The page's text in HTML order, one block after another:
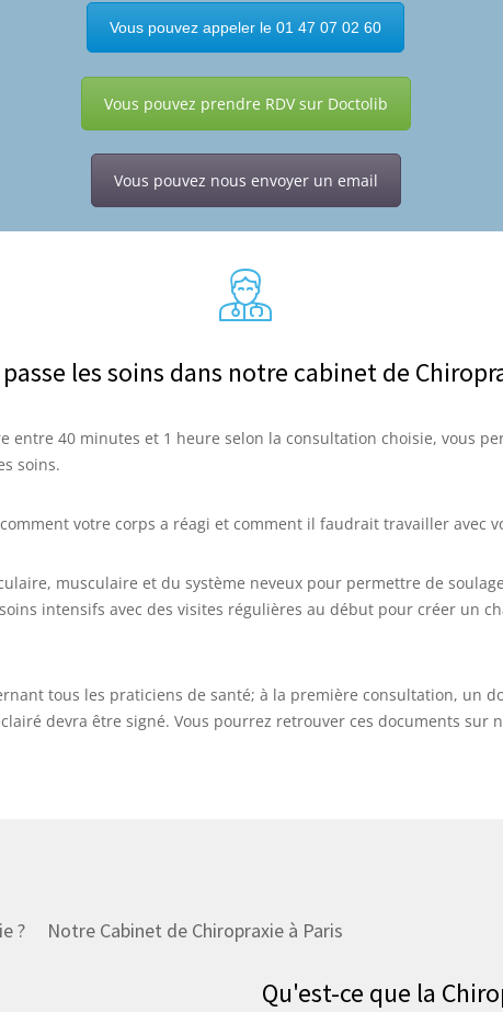
Vous pouvez appeler le 01 47 07 02 60
Vous pouvez prendre RDV sur Doctolib
Vous pouvez nous envoyer un email
les soins dans notre cabinet de
entre 40 minutes et 1 heure selon la consultation choisie, vous
soins.
votre corps a réagi et comment il faudrait travailler avec
musculaire et du système neveux pour permettre de
intensifs avec des visites régulières au début pour créer un
tous les praticiens de santé; à la première consultation, un
devra être signé. Vous pourrez retrouver ces documents sur
? Notre Cabinet de Chiropraxie à Paris
Qu'est-ce que la